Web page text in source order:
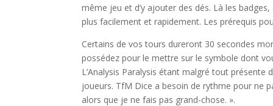
même jeu et d’y ajouter des dés. Là les
plus facilement et rapidement. Les prérequis
Certains de vos tours dureront 30 secondes
possédez pour le mettre sur le symbole dont
L’Analysis Paralysis étant malgré tout présente
joueurs. TfM Dice a besoin de rythme pour ne
alors que je ne fais pas grand-chose. ».